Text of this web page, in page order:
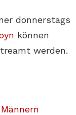
donnerstags
können
werden.